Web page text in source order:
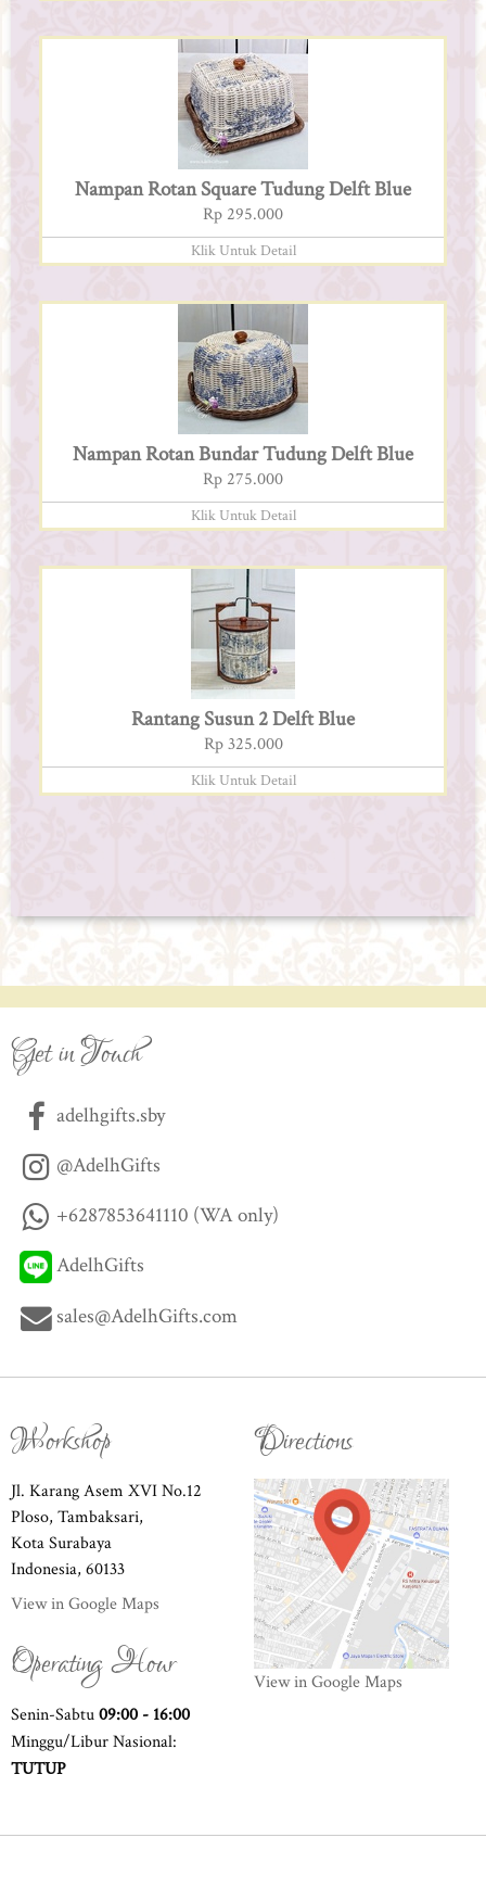
Nampan Rotan Square Tudung Delft Blue
Rp 295.000
Klik Untuk Detail
Nampan Rotan Bundar Tudung Delft Blue
Rp 275.000
Klik Untuk Detail
Rantang Susun 2 Delft Blue
Rp 325.000
Klik Untuk Detail
Get in Touch
adelhgifts.sby
@AdelhGifts
+6287853641110 (WA only)
AdelhGifts
sales@AdelhGifts.com
Workshop
Jl. Karang Asem XVI No.12
Ploso, Tambaksari,
Kota Surabaya
Indonesia, 60133
View in Google Maps
Operating Hour
Senin-Sabtu09:00 - 16:00
Minggu/Libur Nasional:
TUTUP
Directions
View in Google Maps